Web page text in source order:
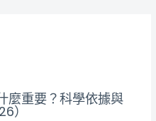
麼重要？科學依據與
）